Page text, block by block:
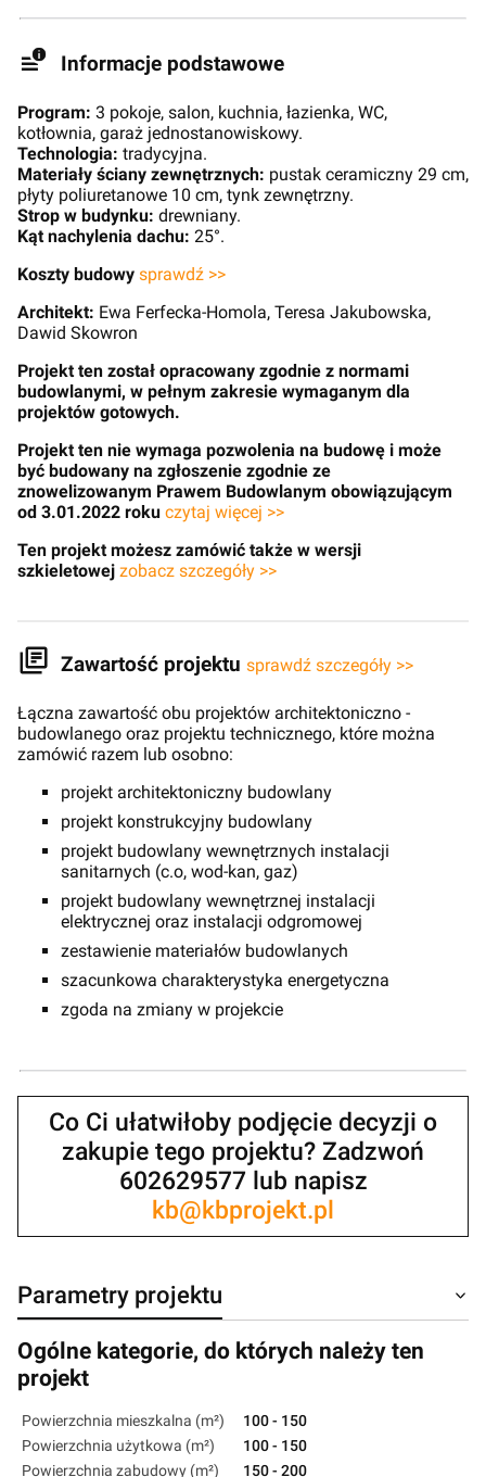
Informacje podstawowe
Program: 3 pokoje, salon, kuchnia, łazienka, WC,
kotłownia, garaż jednostanowiskowy.
Technologia: tradycyjna.
Materiały ściany zewnętrznych: pustak ceramiczny 29 cm,
płyty poliuretanowe 10 cm, tynk zewnętrzny.
Strop w budynku: drewniany.
Kąt nachylenia dachu: 25°.
Koszty budowy sprawdź >>
Architekt: Ewa Ferfecka-Homola, Teresa Jakubowska,
Dawid Skowron
Projekt ten został opracowany zgodnie z normami
budowlanymi, w pełnym zakresie wymaganym dla
projektów gotowych.
Projekt ten nie wymaga pozwolenia na budowę i może
być budowany na zgłoszenie zgodnie ze
znowelizowanym Prawem Budowlanym obowiązującym
od 3.01.2022 roku czytaj więcej >>
Ten projekt możesz zamówić także w wersji
szkieletowej zobacz szczegóły >>
Zawartość projektu sprawdź szczegóły >>
Łączna zawartość obu projektów architektoniczno -
budowlanego oraz projektu technicznego, które można
zamówić razem lub osobno:
projekt architektoniczny budowlany
projekt konstrukcyjny budowlany
projekt budowlany wewnętrznych instalacji
sanitarnych (c.o, wod-kan, gaz)
projekt budowlany wewnętrznej instalacji
elektrycznej oraz instalacji odgromowej
zestawienie materiałów budowlanych
szacunkowa charakterystyka energetyczna
zgoda na zmiany w projekcie
Co Ci ułatwiłoby podjęcie decyzji o
zakupie tego projektu? Zadzwoń
602629577 lub napisz
kb@kbprojekt.pl
Parametry projektu
Ogólne kategorie, do których należy ten
projekt
Powierzchnia mieszkalna (m²)
100 - 150
Powierzchnia użytkowa (m²)
100 - 150
Powierzchnia zabudowy (m²)
150 - 200